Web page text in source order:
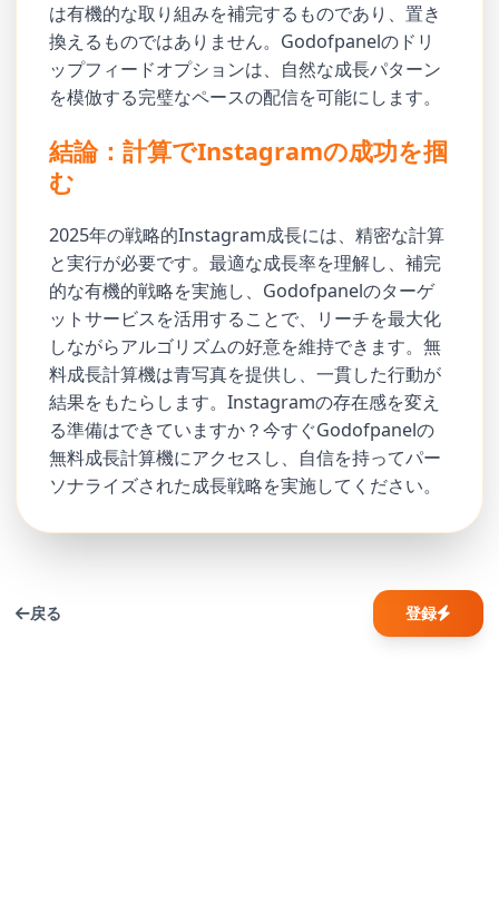
は有機的な取り組みを補完するものであり、置き
換えるものではありません。Godofpanelのドリ
ップフィードオプションは、自然な成長パターン
を模倣する完璧なペースの配信を可能にします。
結論：計算でInstagramの成功を掴
む
2025年の戦略的Instagram成長には、精密な計算
と実行が必要です。最適な成長率を理解し、補完
的な有機的戦略を実施し、Godofpanelのターゲ
ットサービスを活用することで、リーチを最大化
しながらアルゴリズムの好意を維持できます。無
料成長計算機は青写真を提供し、一貫した行動が
結果をもたらします。Instagramの存在感を変え
る準備はできていますか？今すぐGodofpanelの
無料成長計算機にアクセスし、自信を持ってパー
ソナライズされた成長戦略を実施してください。
戻る 登録